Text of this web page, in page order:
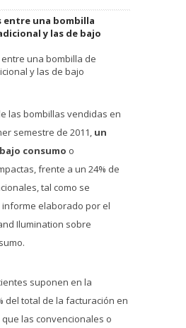
una bombilla de
y las de bajo
las bombillas vendidas en
semestre de 2011, un
consumo o
frente a un 24% de
tal como se
elaborado por el
Ilumination sobre
suponen en la
del total de la facturación en
las convencionales o